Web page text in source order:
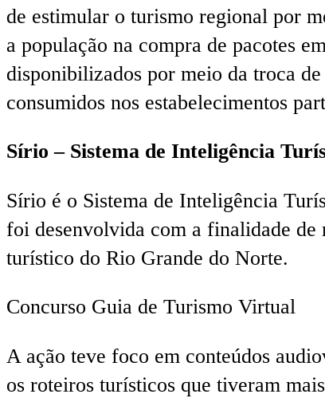
de estimular o turismo regional por
a população na compra de pacotes
disponibilizados por meio da troca
consumidos nos estabelecimentos
Sírio – Sistema de Inteligência
Sírio é o Sistema de Inteligência
foi desenvolvida com a finalidade de
turístico do Rio Grande do Norte.
Concurso Guia de Turismo Virtual
A ação teve foco em conteúdos
os roteiros turísticos que tiveram